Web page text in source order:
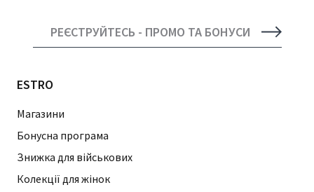
РЕЄСТРУЙТЕСЬ - ПРОМО ТА БОНУСИ
ESTRO
Магазини
Бонусна програма
Знижка для військових
Колекції для жінок